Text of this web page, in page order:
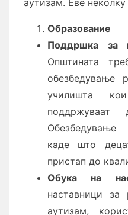
аутизам. Еве
Образование
Поддршка за
Општината
обезбедување
училишта
поддржуваат
Обезбедување
каде што
пристап до
Обука на
наставници
аутизам,